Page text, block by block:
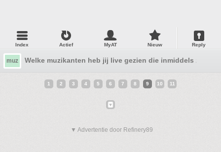
Index Actief MyAT Nieuw Reply
muz Welke muzikanten heb jij live gezien die inmiddels zijn
1 2 3 4 5 6 7 8 9 10 11
▼ Advertentie door Refinery89